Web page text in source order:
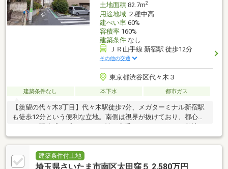
土地面積82.7m2
用途地域２種中高
建ぺい率60%
容積率160%
建築条件なし
ＪＲ山手線 新宿駅 徒歩12分
その他の交通
東京都渋谷区代々木３
建築条件なし 本下水 都市ガス
【羨望の代々木3丁目】代々木駅徒歩7分、メガターミナル新宿駅
も徒歩12分という便利な立地。南側は視界が抜けており、都心な
らではの開放感とプライベート性を享受できます。82㎡の敷地
に、こだわりの邸宅を！
建築条件付土地
埼玉県さいたま市南区太田窪５ 2,580万円